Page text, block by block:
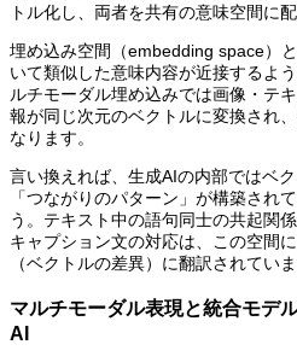
トル化し、両者を共有の意味空間に
埋め込み空間（embedding space）
いて類似した意味内容が近接するよ
ルチモーダル埋め込みでは画像・テ
報が同じ次元のベクトルに変換され
なります。
言い換えれば、生成AIの内部ではベ
「つながりのパターン」が構築され
う。テキスト中の語句同士の共起関
キャプション文の対応は、この空間
（ベクトルの差異）に翻訳されていま
マルチモーダル表現と統合モデ
AI